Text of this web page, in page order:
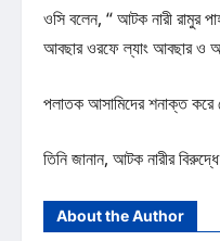
ওসি বলেন, “ আটক নারী রামুর
আবছার ওরফে ল্যাং আবছার ও
পলাতক আসামিদের শনাক্ত করে
তিনি জানান, আটক নারীর
About the Author